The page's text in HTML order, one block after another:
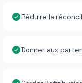
Réduire la
Donner aux